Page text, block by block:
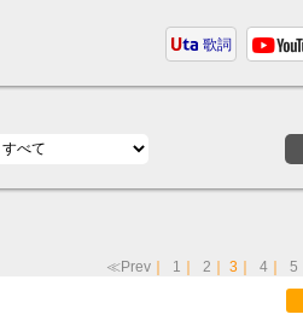
歌詞
≪Prev ｜ 1 ｜ 2 ｜ 3 ｜ 4 ｜ 5